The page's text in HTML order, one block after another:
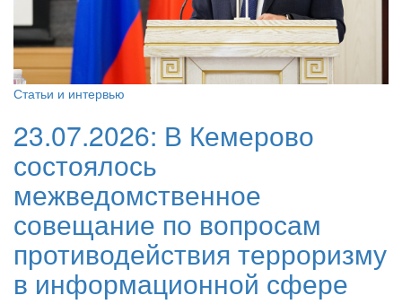
Статьи и интервью
23.07.2026: В Кемерово
состоялось
межведомственное
совещание по вопросам
противодействия терроризму
в информационной сфере